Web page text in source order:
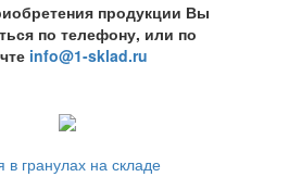
продукции Вы
по телефону, или по
info@1-sklad.ru
гранулах на складе